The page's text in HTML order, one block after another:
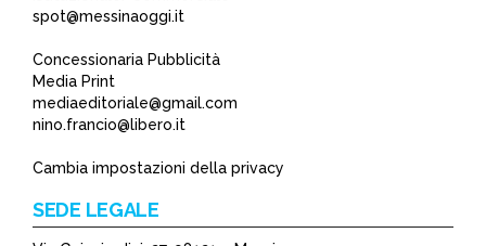
spot@messinaoggi.it
Concessionaria Pubblicità
Media Print
mediaeditoriale@gmail.com
nino.francio@libero.it
Cambia impostazioni della privacy
SEDE LEGALE